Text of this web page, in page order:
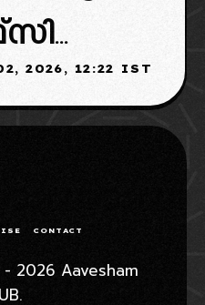
AUG 02, 2026, 12:22 IST
CONTACT
2026 Aavesham